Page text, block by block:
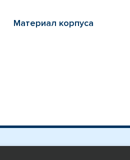
Материал корпуса